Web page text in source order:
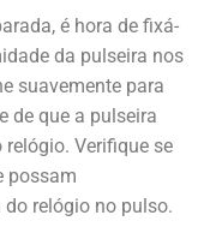
é hora de fixá-
da pulseira nos
suavemente para
de que a pulseira
Verifique se
possam
relógio no pulso.